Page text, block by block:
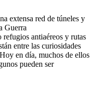
extensa red de túneles y
Guerra
antiaéreos y rutas
entre las curiosidades
en día, muchos de ellos
pueden ser